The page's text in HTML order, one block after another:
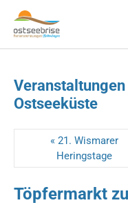
Skip to main navigation
Zum Hauptinhalt springen
Skip to page footer
Ostseeküste
« 21. Wismarer
Heringstage
Töpfermarkt